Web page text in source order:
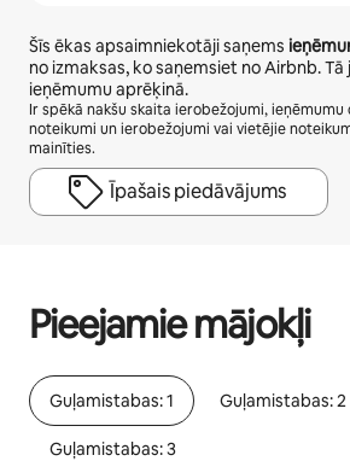
Šīs ēkas apsaimniekotāji saņems
no izmaksas, ko saņemsiet no Airbnb.
ieņēmumu aprēķinā.
Ir spēkā nakšu skaita ierobežojumi,
noteikumi un ierobežojumi vai vietējie
mainīties.
Īpašais piedāvājums
Pieejamie mājokļi
Guļamistabas: 1 Guļamistabas: 2
Guļamistabas: 3